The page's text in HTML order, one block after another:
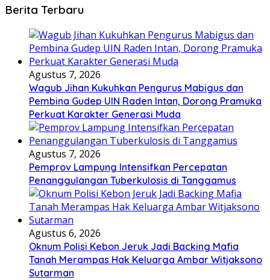
Berita Terbaru
Agustus 7, 2026
Wagub Jihan Kukuhkan Pengurus Mabigus dan
Pembina Gudep UIN Raden Intan, Dorong Pramuka
Perkuat Karakter Generasi Muda
Agustus 7, 2026
Pemprov Lampung Intensifkan Percepatan
Penanggulangan Tuberkulosis di Tanggamus
Agustus 6, 2026
Oknum Polisi Kebon Jeruk Jadi Backing Mafia
Tanah Merampas Hak Keluarga Ambar Witjaksono
Sutarman